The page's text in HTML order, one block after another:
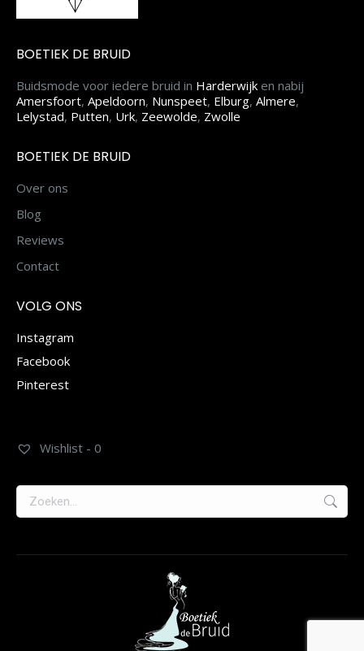
BOETIEK DE BRUID
Buidsmode voor iedere bruid in Harderwijk en nabij
Amersfoort, Apeldoorn, Nunspeet, Elburg, Almere,
Lelystad, Putten, Urk, Zeewolde, Zwolle
BOETIEK DE BRUID
Over ons
Blog
Reviews
Contact
VOLG ONS
Instagram
Facebook
Pinterest
Wishlist - 0
Zoeken: